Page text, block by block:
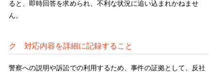
ると、即時回答を求められ、不利な状況に追い込まれかねませ
ん。
ク 対応内容を詳細に記録すること
警察への説明や訴訟での利用するため、事件の証拠として、反社